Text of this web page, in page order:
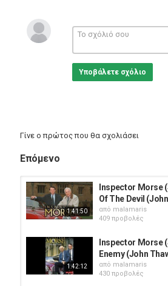
η Δρ. Μάρτιν για μια μελλοντική
έρευνα, ο Morse πιστεύει ότι ο Barrie
περιοχή, αλλά όταν σκοτώνεται ένας
συνειδητοποιεί ότι ψάχνει σε λάθος
Director: Stephen Whittaker
Writers: Colin Dexter (characters), Daniel
Υποβάλετε σχόλιο
Γίνε ο πρώτος που θα σχολιάσει
Επόμενο
1:41:50
Inspector Morse
Of The Devil
από malamaris
409 προβολές
1:42:12
Inspector Morse
Enemy (John
από malamaris
430 προβολές